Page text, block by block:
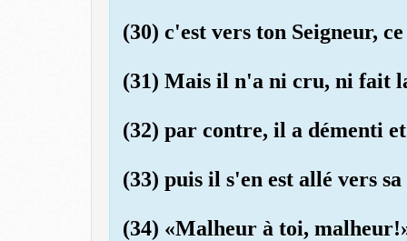
(30) c'est vers ton Seigneur,
(31) Mais il n'a ni cru, ni fait
(32) par contre, il a démenti
(33) puis il s'en est allé vers
(34) «Malheur à toi,